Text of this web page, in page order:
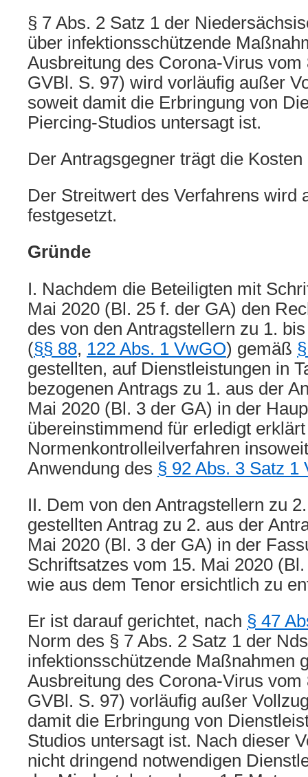
§ 7 Abs. 2 Satz 1 der
über infektionsschützende
Ausbreitung des Corona-Virus
GVBl. S. 97) wird vorläufig außer
soweit damit die Erbringung von
Piercing-Studios untersagt ist.
Der Antragsgegner trägt die
Der Streitwert des Verfahrens wird
festgesetzt.
Gründe
I. Nachdem die Beteiligten mit
Mai 2020 (Bl. 25 f. der GA) den
des von den Antragstellern zu 1.
(§§ 88, 122 Abs. 1 VwGO) gemäß
gestellten, auf Dienstleistungen in
bezogenen Antrags zu 1. aus der
Mai 2020 (Bl. 3 der GA) in der
übereinstimmend für erledigt
Normenkontrolleilverfahren
Anwendung des § 92 Abs. 3 Satz 1
II. Dem von den Antragstellern zu
gestellten Antrag zu 2. aus der
Mai 2020 (Bl. 3 der GA) in der
Schriftsatzes vom 15. Mai 2020
wie aus dem Tenor ersichtlich zu
Er ist darauf gerichtet, nach § 47
Norm des § 7 Abs. 2 Satz 1 der
infektionsschützende Maßnahmen
Ausbreitung des Corona-Virus
GVBl. S. 97) vorläufig außer
damit die Erbringung von
Studios untersagt ist. Nach dieser
nicht dringend notwendigen